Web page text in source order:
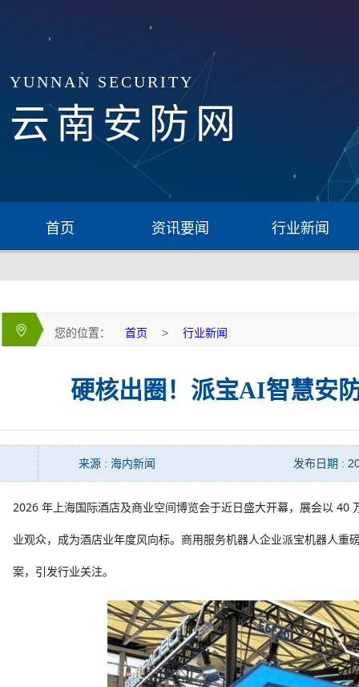
YUNNAN SECURITY
云南安防网
首页 资讯要闻 行业新闻
您的位置： 首页 > 行业新闻
硬核出圈！派宝AI智慧安
来源 : 海内新闻 发布日期 :
2026 年上海国际酒店及商业空间博览会于近日盛大开幕，展会以
业观众，成为酒店业年度风向标。商用服务机器人企业派宝机器人重
案，引发行业关注。